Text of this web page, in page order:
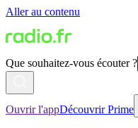
Aller au contenu
Que souhaitez-vous écouter ?
Ouvrir l'appDécouvrir Prime